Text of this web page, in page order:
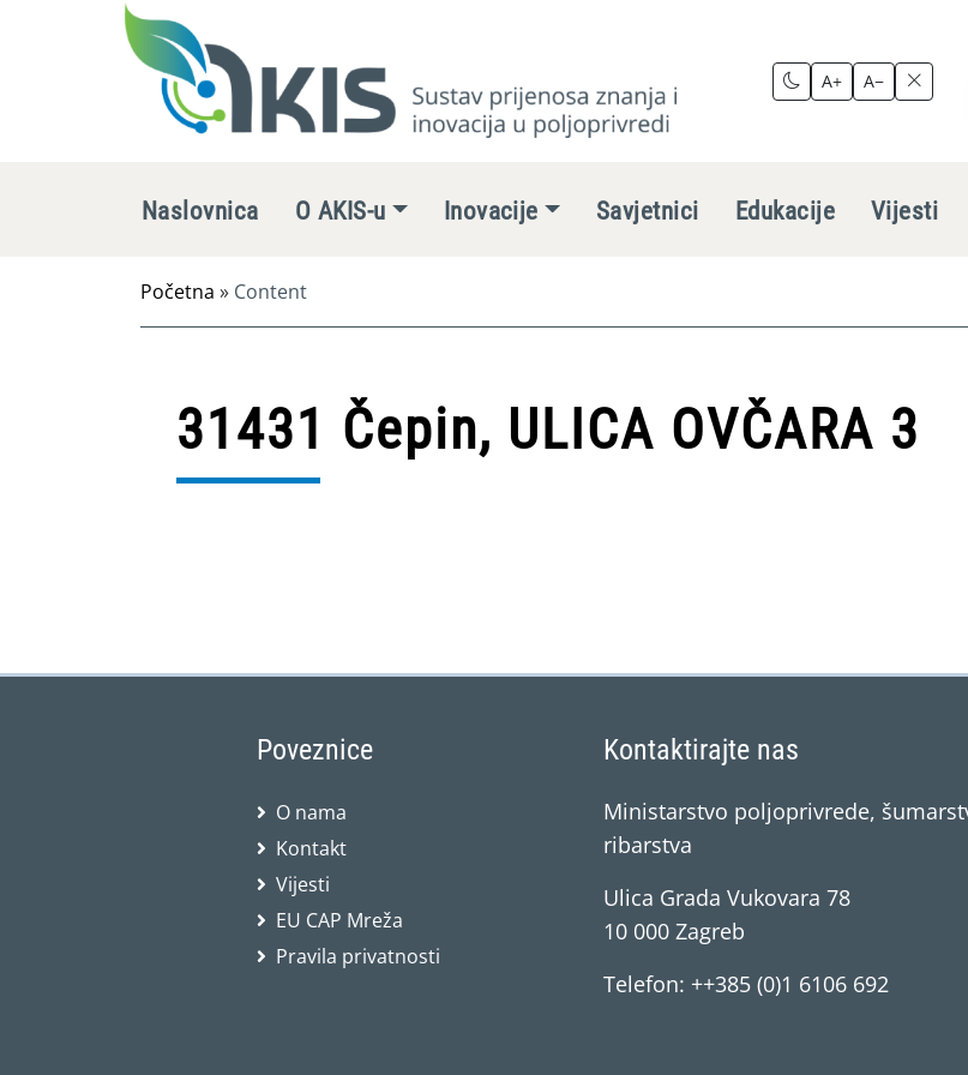
A+ A−
Naslovnica O AKIS-u Inovacije Savjetnici Edukacije Vijesti
Početna » Content
31431 Čepin, ULICA OVČARA 3
Poveznice
O nama
Kontakt
Vijesti
EU CAP Mreža
Pravila privatnosti
Kontaktirajte nas
Ministarstvo poljoprivrede,
ribarstva
Ulica Grada Vukovara 78
10 000 Zagreb
Telefon: ++385 (0)1 6106 692